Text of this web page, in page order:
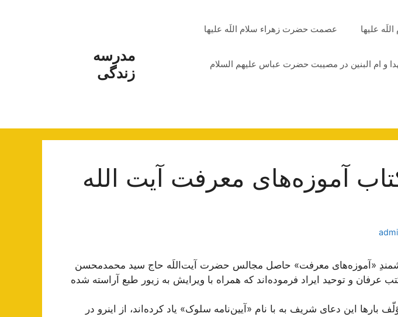
مدرسه
زندگی
علیها عصمت حضرت زهراء سلام اللَه علیها
و ام البنین در مصیبت حضرت عباس علیهم السلام
آموزه‌های معرفت آیت الله
«آموزه‌های معرفت» حاصل مجالس حضرت آیت‌اللَه حاج سید محمدمحسن
عرفان و توحید ایراد فرموده‌اند که همراه با ویرایش به زیور طبع آراسته شده
بارها این دعای شریف به با نام «آیین‌نامه سلوک» یاد کرده‌اند، از اینرو در